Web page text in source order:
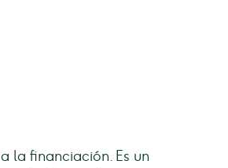
la financiación. Es un